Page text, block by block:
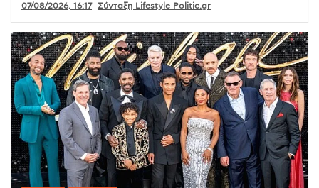
07/08/2026, 16:17 Σύνταξη Lifestyle Politic.gr